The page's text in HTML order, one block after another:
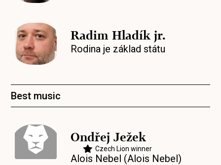
Radim Hladík jr.
Rodina je základ státu
Best music
Ondřej Ježek
Czech Lion winner
Alois Nebel (Alois Nebel)